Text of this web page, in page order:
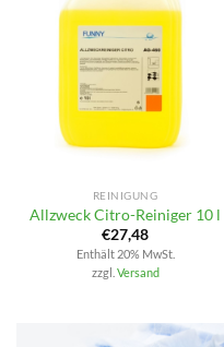
REINIGUNG
Allzweck Citro-Reiniger 10 l
€27,48
Enthält 20% MwSt.
zzgl. Versand